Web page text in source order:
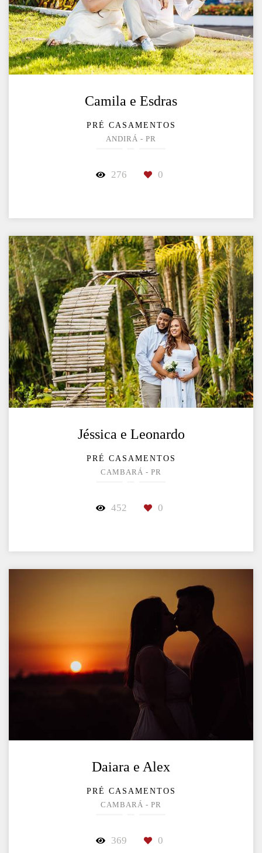
Camila e Esdras
PRÉ CASAMENTOS
ANDIRÁ - PR
276 0
Jéssica e Leonardo
PRÉ CASAMENTOS
CAMBARÁ - PR
452 0
Daiara e Alex
PRÉ CASAMENTOS
CAMBARÁ - PR
369 0